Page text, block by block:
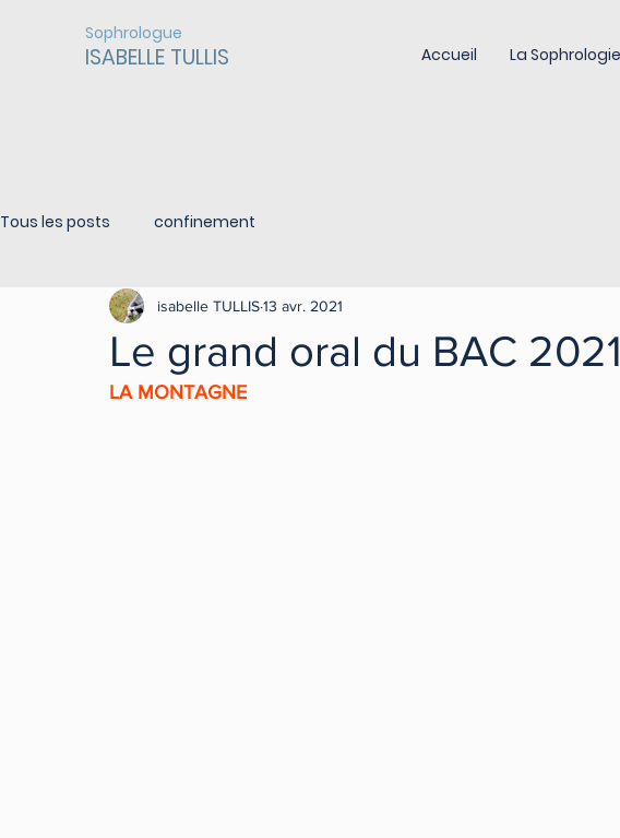
Sophrologue
ISABELLE TULLIS Accueil La Sophrologie
Tous les posts confinement
Le grand oral du BAC 2021
isabelle TULLIS13 avr. 2021
LA MONTAGNE